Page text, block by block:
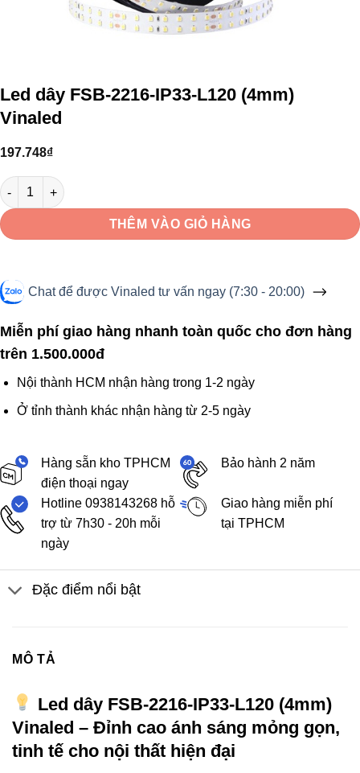
Led dây FSB-2216-IP33-L120 (4mm)
Vinaled
197.748₫
Led dây FSB-2216-IP33-L120 (4mm) Vinaled số lượng
THÊM VÀO GIỎ HÀNG
Chat để được Vinaled tư vấn ngay (7:30 - 20:00)
Miễn phí giao hàng nhanh toàn quốc cho đơn hàng
trên 1.500.000đ
Nội thành HCM nhận hàng trong 1-2 ngày
Ở tỉnh thành khác nhận hàng từ 2-5 ngày
Hàng sẵn kho TPHCM
điện thoại ngay
Bảo hành 2 năm
Hotline 0938143268 hỗ
trợ từ 7h30 - 20h mỗi
ngày
Giao hàng miễn phí
tại TPHCM
Đặc điểm nổi bật
MÔ TẢ
Led dây FSB-2216-IP33-L120 (4mm)
Vinaled – Đỉnh cao ánh sáng mỏng gọn,
tinh tế cho nội thất hiện đại